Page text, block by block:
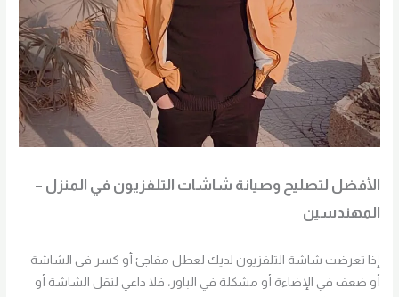
الأفضل لتصليح وصيانة شاشات التلفزيون في المنزل –
المهندسين
إذا تعرضت شاشة التلفزيون لديك لعطل مفاجئ أو كسر في الشاشة
أو ضعف في الإضاءة أو مشكلة في الباور، فلا داعي لنقل الشاشة أو